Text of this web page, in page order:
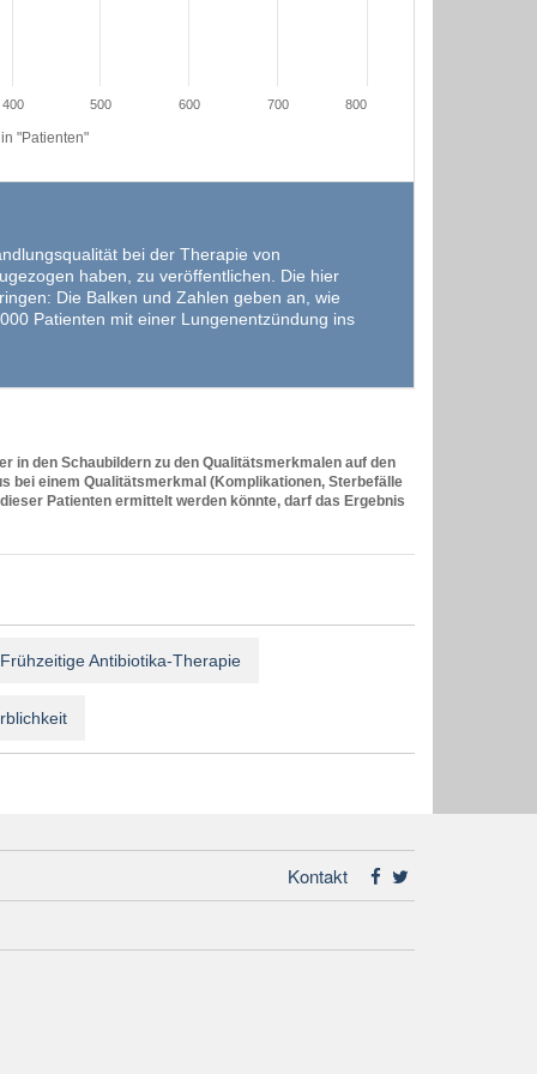
"Patienten"
400 500 600 700 800
bei der Therapie von
haben, zu veröffentlichen. Die hier
Die Balken und Zahlen geben an, wie
Patienten mit einer Lungenentzündung ins
in den Schaubildern zu den Qualitätsmerkmalen auf den
bei einem Qualitätsmerkmal (Komplikationen, Sterbefälle
Patienten ermittelt werden könnte, darf das Ergebnis
Frühzeitige Antibiotika-Therapie
Kontakt